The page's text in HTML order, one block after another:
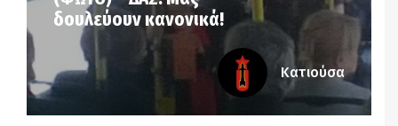
δουλεύουν κανονικά!
Κατιούσα